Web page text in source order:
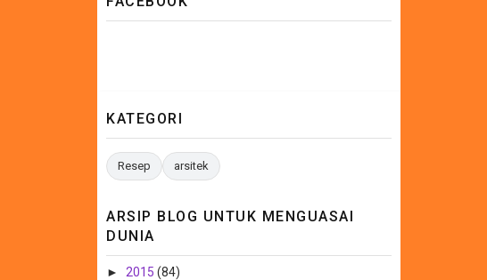
KATEGORI
Resep arsitek
ARSIP BLOG UNTUK MENGUASAI
DUNIA
► 2015 (84)